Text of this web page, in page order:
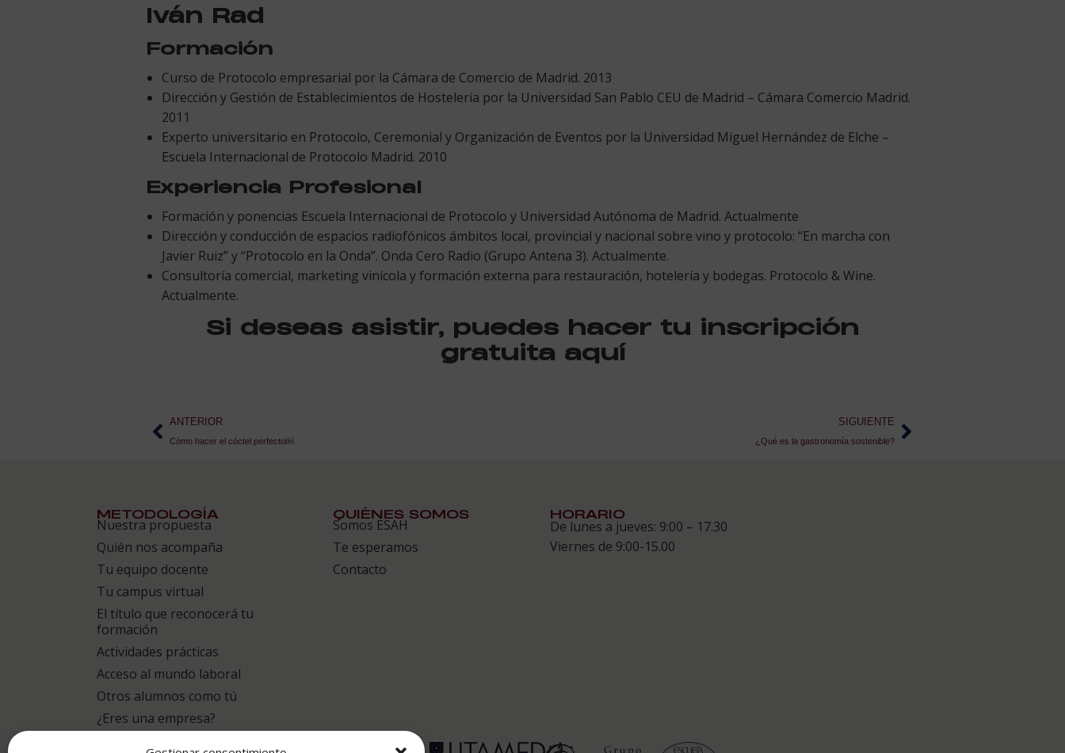
Iván Rad
Formación
Curso de Protocolo empresarial por la Cámara de Comercio de Madrid. 2013
Dirección y Gestión de Establecimientos de Hostelería por la Universidad San Pablo CEU de Madrid – Cámara Comercio Madrid.
2011
Experto universitario en Protocolo, Ceremonial y Organización de Eventos por la Universidad Miguel Hernández de Elche –
Escuela Internacional de Protocolo Madrid. 2010
Experiencia Profesional
Formación y ponencias Escuela Internacional de Protocolo y Universidad Autónoma de Madrid. Actualmente
Dirección y conducción de espacios radiofónicos ámbitos local, provincial y nacional sobre vino y protocolo: “En marcha con
Javier Ruiz” y “Protocolo en la Onda”. Onda Cero Radio (Grupo Antena 3). Actualmente.
Consultoría comercial, marketing vinícola y formación externa para restauración, hotelería y bodegas. Protocolo & Wine.
Actualmente.
Si deseas asistir, puedes hacer tu inscripción
gratuita aquí
ANTERIOR
Cómo hacer el cóctel perfecto￼
SIGUIENTE
¿Qué es la gastronomía sostenible?
METODOLOGÍA
Nuestra propuesta
Quién nos acompaña
Tu equipo docente
Tu campus virtual
El título que reconocerá tu
formación
Actividades prácticas
Acceso al mundo laboral
Otros alumnos como tú
¿Eres una empresa?
QUIÉNES SOMOS
Somos ESAH
Te esperamos
Contacto
HORARIO
De lunes a jueves: 9:00 – 17.30
Viernes de 9:00-15.00